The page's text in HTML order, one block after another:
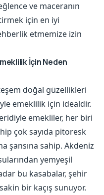
ve maceranın
için en iyi
etmemize izin
İçin Neden
doğal güzellikleri
emeklilik için idealdir.
emekliler, her biri
çok sayıda pitoresk
şansına sahip. Akdeniz
yemyeşil
bu kasabalar, şehir
bir kaçış sunuyor.